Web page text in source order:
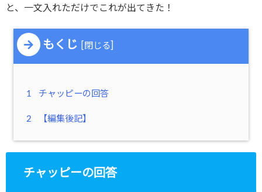
と、一文入れただけでこれが出てきた！
もくじ 閉じる
1 チャッピーの回答
2 【編集後記】
チャッピーの回答